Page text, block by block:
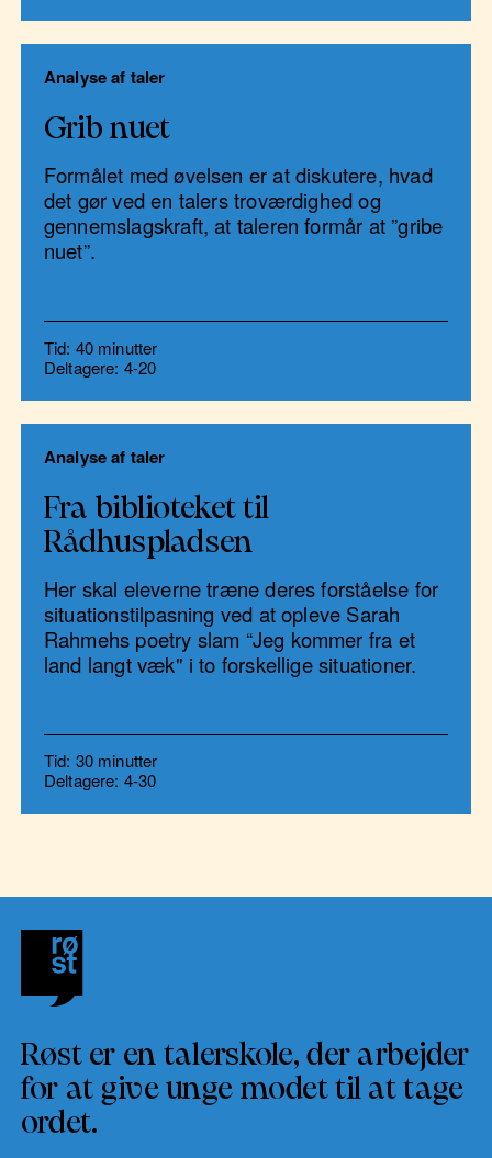
Analyse af taler
Grib nuet
Formålet med øvelsen er at diskutere, hvad
det gør ved en talers troværdighed og
gennemslagskraft, at taleren formår at ”gribe
nuet”.
Tid: 40 minutter
Deltagere: 4-20
Analyse af taler
Fra biblioteket til
Rådhuspladsen
Her skal eleverne træne deres forståelse for
situationstilpasning ved at opleve Sarah
Rahmehs poetry slam “Jeg kommer fra et
land langt væk" i to forskellige situationer.
Tid: 30 minutter
Deltagere: 4-30
Røst er en talerskole, der arbejder
for at give unge modet til at tage
ordet.